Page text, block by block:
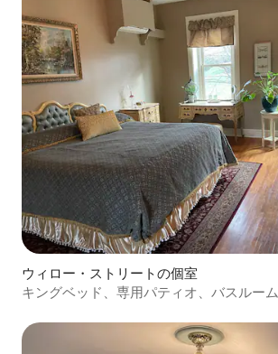
ウィロー・ストリートの個室
キングベッド、専用パティオ、バスルーム